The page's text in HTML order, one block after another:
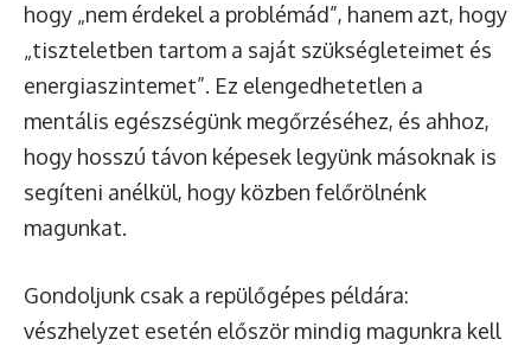
hogy „nem érdekel a problémád”, hanem azt, hogy
„tiszteletben tartom a saját szükségleteimet és
energiaszintemet”. Ez elengedhetetlen a
mentális egészségünk megőrzéséhez, és ahhoz,
hogy hosszú távon képesek legyünk másoknak is
segíteni anélkül, hogy közben felőrölnénk
magunkat.
Gondoljunk csak a repülőgépes példára:
vészhelyzet esetén először mindig magunkra kell